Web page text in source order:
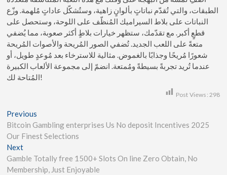
الطبقات، والتي تُقدّم نباتاتٍ بألوانٍ زاهية، وستُشكّل عاداتٍ مُلهمة. وزّع
النباتات على بلاط السيراميك المُنظّف على اللوحة، وستحصل على
قطعٍ أكبر. مع تقدّمك، ستظهر خيارات بلاطٍ أكثر صعوبة، مما يُضفي
متعةً على اللعب الجديد. تُضفي الصور المُريحة والأصوات المُريحة
شعورًا مُريحًا وجذابًا بالغموض. مثالية للاسترخاء بعد مُوعدٍ طويل، أو
عندما تُريد تجربةً بسيطةً ومُمتعة. انضمّ إلى مجموعة الألعاب الكبيرة
المُتاحة لك!
Post Views: 298
Previous
Bitcoin Gambling enterprises Us No deposit Incentives 2025
Our Finest Selections
Next
Gamble Totally free 1500+ Slots On line Zero Obtain, No
Membership, Just Enjoyable